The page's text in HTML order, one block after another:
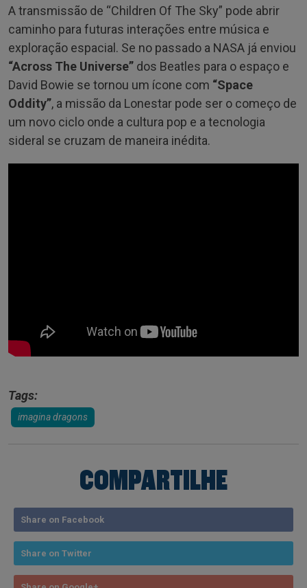
A transmissão de “Children Of The Sky” pode abrir
caminho para futuras interações entre música e
exploração espacial. Se no passado a NASA já enviou
“Across The Universe” dos Beatles para o espaço e
David Bowie se tornou um ícone com “Space
Oddity”, a missão da Lonestar pode ser o começo de
um novo ciclo onde a cultura pop e a tecnologia
sideral se cruzam de maneira inédita.
Tags:
imagina dragons
COMPARTILHE
Share on Facebook
Share on Twitter